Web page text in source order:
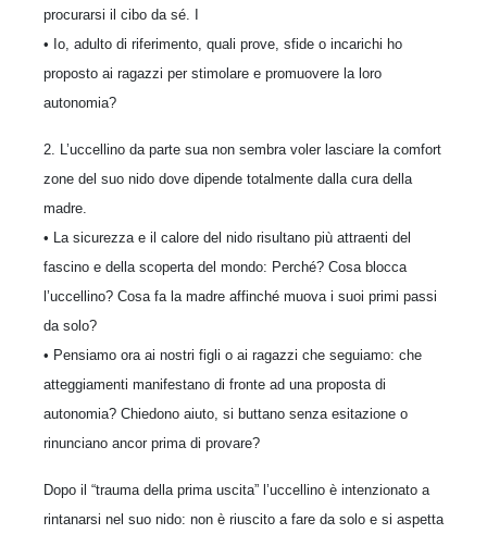
procurarsi il cibo da sé. I
• Io, adulto di riferimento, quali prove, sfide o incarichi ho
proposto ai ragazzi per stimolare e promuovere la loro
autonomia?
2. L’uccellino da parte sua non sembra voler lasciare la comfort
zone del suo nido dove dipende totalmente dalla cura della
madre.
• La sicurezza e il calore del nido risultano più attraenti del
fascino e della scoperta del mondo: Perché? Cosa blocca
l’uccellino? Cosa fa la madre affinché muova i suoi primi passi
da solo?
• Pensiamo ora ai nostri figli o ai ragazzi che seguiamo: che
atteggiamenti manifestano di fronte ad una proposta di
autonomia? Chiedono aiuto, si buttano senza esitazione o
rinunciano ancor prima di provare?
Dopo il “trauma della prima uscita” l’uccellino è intenzionato a
rintanarsi nel suo nido: non è riuscito a fare da solo e si aspetta